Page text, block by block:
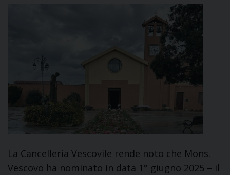
La Cancelleria Vescovile rende noto che Mons.
Vescovo ha nominato in data 1° giugno 2025 – il